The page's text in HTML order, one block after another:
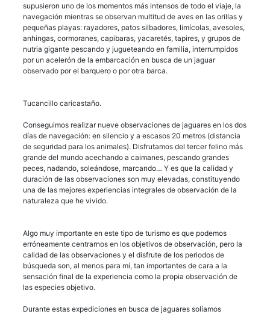
supusieron uno de los momentos más intensos de todo el viaje, la
navegación mientras se observan multitud de aves en las orillas y
pequeñas playas: rayadores, patos silbadores, limícolas, avesoles,
anhingas, cormoranes, capibaras, yacaretés, tapires, y grupos de
nutria gigante pescando y jugueteando en familia, interrumpidos
por un acelerón de la embarcación en busca de un jaguar
observado por el barquero o por otra barca.
Tucancillo caricastaño.
Conseguimos realizar nueve observaciones de jaguares en los dos
días de navegación: en silencio y a escasos 20 metros (distancia
de seguridad para los animales). Disfrutamos del tercer felino más
grande del mundo acechando a caimanes, pescando grandes
peces, nadando, soleándose, marcando… Y es que la calidad y
duración de las observaciones son muy elevadas, constituyendo
una de las mejores experiencias integrales de observación de la
naturaleza que he vivido.
Algo muy importante en este tipo de turismo es que podemos
erróneamente centrarnos en los objetivos de observación, pero la
calidad de las observaciones y el disfrute de los periodos de
búsqueda son, al menos para mí, tan importantes de cara a la
sensación final de la experiencia como la propia observación de
las especies objetivo.
Durante estas expediciones en busca de jaguares solíamos